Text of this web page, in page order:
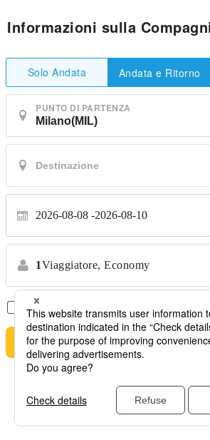
Informazioni sulla
Solo Andata Andata e Ritorno
PUNTO DI PARTENZA
2026-08-08 2026-08-10
1Viaggiatore, Economy
Solo Voli Diretti *Nessun trasferimento
Cerca
Altre linee aeree